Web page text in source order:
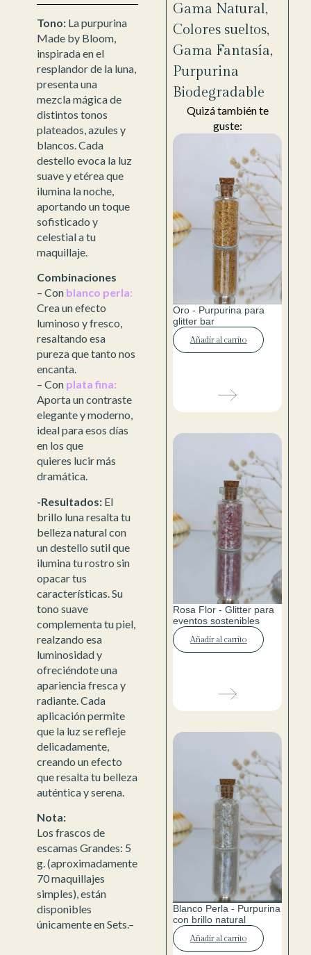
Tono:La purpurina
Made by Bloom,
inspirada en el
resplandor de la luna,
presenta una
mezcla mágica de
distintos tonos
plateados, azules y
blancos. Cada
destello evoca la luz
suave y etérea que
ilumina la noche,
aportando un toque
sofisticado y
celestial a tu
maquillaje.
Combinaciones
– Con blanco perla:
Crea un efecto
luminoso y fresco,
resaltando esa
pureza que tanto nos
encanta.
– Con plata fina:
Aporta un contraste
elegante y moderno,
ideal para esos días
en los que
quieres lucir más
dramática.
-Resultados:El
brillo luna resalta tu
belleza natural con
un destello sutil que
ilumina tu rostro sin
opacar tus
características. Su
tono suave
complementa tu piel,
realzando esa
luminosidad y
ofreciéndote una
apariencia fresca y
radiante. Cada
aplicación permite
que la luz se refleje
delicadamente,
creando un efecto
que resalta tu belleza
auténtica y serena.
Nota:
Los frascos de
escamas Grandes: 5
g. (aproximadamente
70 maquillajes
simples), están
disponibles
únicamente en Sets.–
Gama Natural,
Colores sueltos,
Gama Fantasía,
Purpurina
Biodegradable
Quizá también te
guste:
Oro - Purpurina para
glitter bar
Añadir al carrito
Rosa Flor - Glitter para
eventos sostenibles
Añadir al carrito
Blanco Perla - Purpurina
con brillo natural
Añadir al carrito